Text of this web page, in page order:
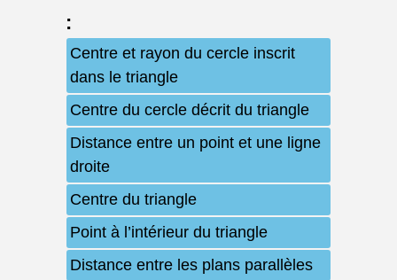
:
Centre et rayon du cercle inscrit
dans le triangle
Centre du cercle décrit du triangle
Distance entre un point et une ligne
droite
Centre du triangle
Point à l’intérieur du triangle
Distance entre les plans parallèles